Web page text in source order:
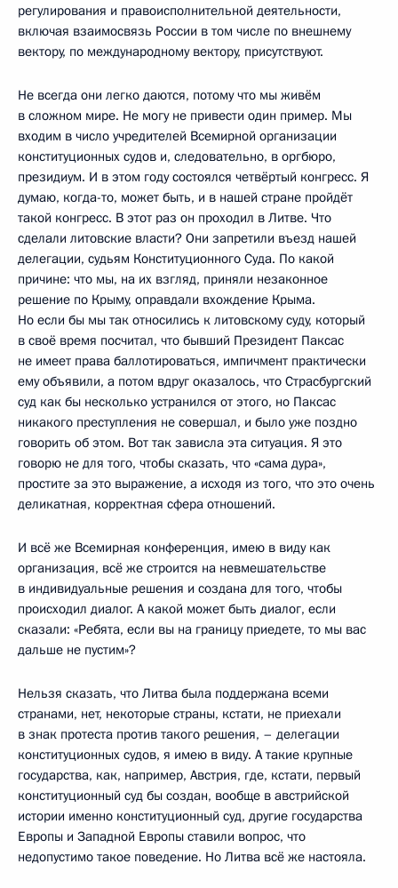
регулирования и правоисполнительной деятельности,
включая взаимосвязь России в том числе по внешнему
вектору, по международному вектору, присутствуют.
Не всегда они легко даются, потому что мы живём
в сложном мире. Не могу не привести один пример. Мы
входим в число учредителей Всемирной организации
конституционных судов и, следовательно, в оргбюро,
президиум. И в этом году состоялся четвёртый конгресс. Я
думаю, когда-то, может быть, и в нашей стране пройдёт
такой конгресс. В этот раз он проходил в Литве. Что
сделали литовские власти? Они запретили въезд нашей
делегации, судьям Конституционного Суда. По какой
причине: что мы, на их взгляд, приняли незаконное
решение по Крыму, оправдали вхождение Крыма.
Но если бы мы так относились к литовскому суду, который
в своё время посчитал, что бывший Президент Паксас
не имеет права баллотироваться, импичмент практически
ему объявили, а потом вдруг оказалось, что Страсбургский
суд как бы несколько устранился от этого, но Паксас
никакого преступления не совершал, и было уже поздно
говорить об этом. Вот так зависла эта ситуация. Я это
говорю не для того, чтобы сказать, что «сама дура»,
простите за это выражение, а исходя из того, что это очень
деликатная, корректная сфера отношений.
И всё же Всемирная конференция, имею в виду как
организация, всё же строится на невмешательстве
в индивидуальные решения и создана для того, чтобы
происходил диалог. А какой может быть диалог, если
сказали: «Ребята, если вы на границу приедете, то мы вас
дальше не пустим»?
Нельзя сказать, что Литва была поддержана всеми
странами, нет, некоторые страны, кстати, не приехали
в знак протеста против такого решения, – делегации
конституционных судов, я имею в виду. А такие крупные
государства, как, например, Австрия, где, кстати, первый
конституционный суд бы создан, вообще в австрийской
истории именно конституционный суд, другие государства
Европы и Западной Европы ставили вопрос, что
недопустимо такое поведение. Но Литва всё же настояла.